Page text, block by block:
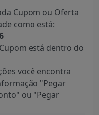
Cupom ou Oferta
como está:
está dentro do
você encontra
"Pegar
ou "Pegar